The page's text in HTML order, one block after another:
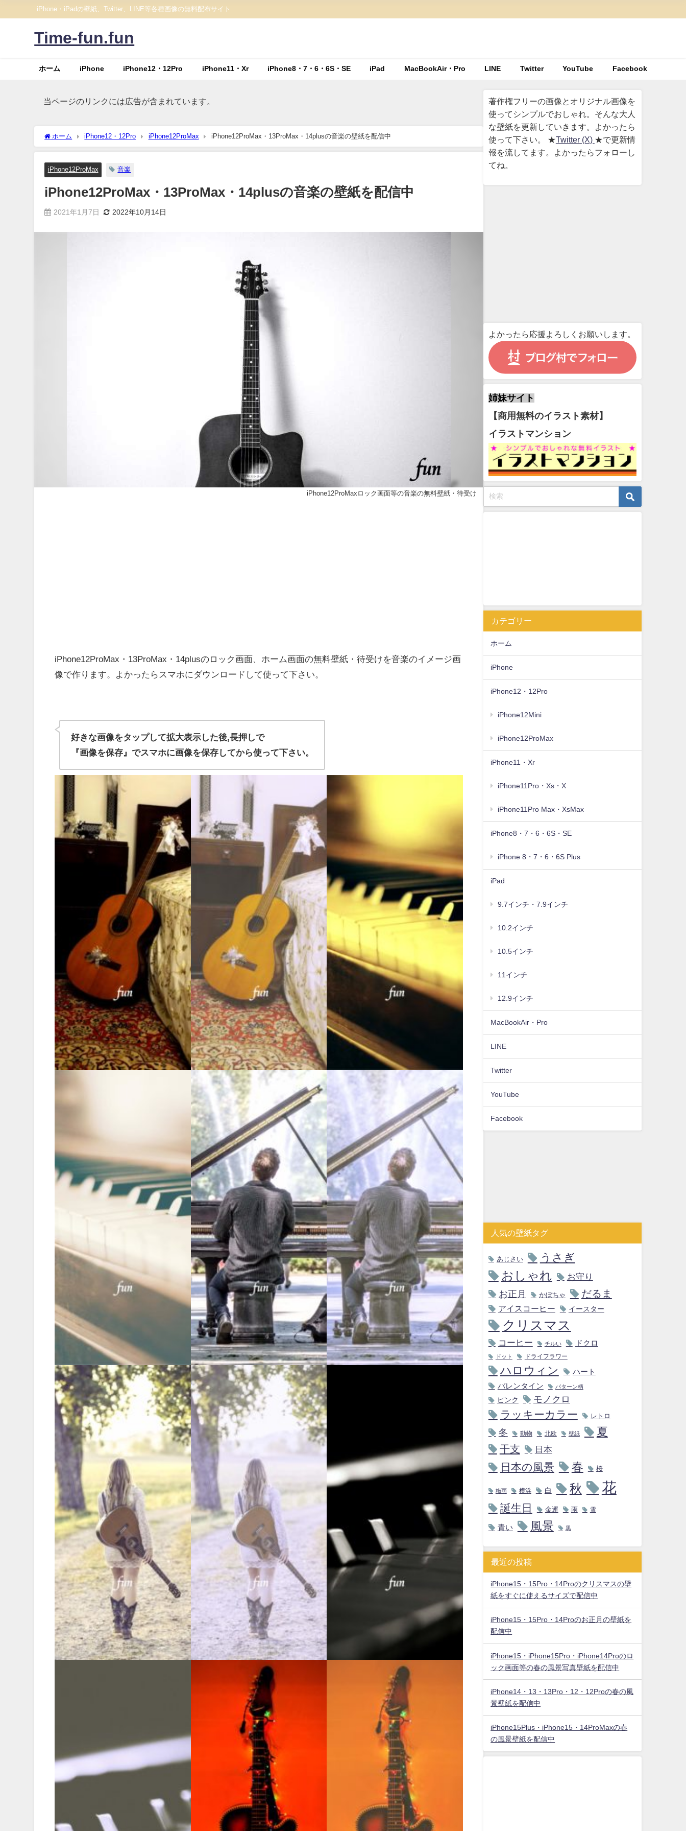
iPhone・iPadの壁紙、Twitter、LINE等各種画像の無料配布サイト
Time-fun.fun
ホーム iPhone iPhone12・12Pro iPhone11・Xr iPhone8・7・6・6S・SE iPad MacBookAir・Pro LINE Twitter YouTube Facebook
当ページのリンクには広告が含まれています。
ホーム iPhone12・12Pro iPhone12ProMax iPhone12ProMax・13ProMax・14plusの音楽の壁紙を配信中
iPhone12ProMax 音楽
iPhone12ProMax・13ProMax・14plusの音楽の壁紙を配信中
2021年1月7日 2022年10月14日
iPhone12ProMaxロック画面等の音楽の無料壁紙・待受け
iPhone12ProMax・13ProMax・14plusのロック画面、ホーム画面の無料壁紙・待受けを音楽のイメージ画
像で作ります。よかったらスマホにダウンロードして使って下さい。
好きな画像をタップして拡大表示した後,長押しで
『画像を保存』でスマホに画像を保存してから使って下さい。
著作権フリーの画像とオリジナル画像を
使ってシンプルでおしゃれ。そんな大人
な壁紙を更新していきます。よかったら
使って下さい。 ★Twitter (X) ★で更新情
報を流してます。よかったらフォローし
てね。
よかったら応援よろしくお願いします。
姉妹サイト
【商用無料のイラスト素材】
イラストマンション
カテゴリー
ホーム
iPhone
iPhone12・12Pro
iPhone12Mini
iPhone12ProMax
iPhone11・Xr
iPhone11Pro・Xs・X
iPhone11Pro Max・XsMax
iPhone8・7・6・6S・SE
iPhone 8・7・6・6S Plus
iPad
9.7インチ・7.9インチ
10.2インチ
10.5インチ
11インチ
12.9インチ
MacBookAir・Pro
LINE
Twitter
YouTube
Facebook
人気の壁紙タグ
あじさい うさぎ
おしゃれ お守り
お正月 かぼちゃ だるま
アイスコーヒー イースター
クリスマス
コーヒー チルい ドクロ
ドット ドライフラワー
ハロウィン
ハート
バレンタイン
パターン柄
ピンク モノクロ
ラッキーカラー レトロ
冬 動物 北欧 壁紙 夏
干支 日本
日本の風景 春 桜
梅雨 横浜 白 秋 花
誕生日 金運 雨 雪
青い 風景 黒
最近の投稿
iPhone15・15Pro・14Proのクリスマスの壁
紙をすぐに使えるサイズで配信中
iPhone15・15Pro・14Proのお正月の壁紙を
配信中
iPhone15・iPhone15Pro・iPhone14Proのロ
ック画面等の春の風景写真壁紙を配信中
iPhone14・13・13Pro・12・12Proの春の風
景壁紙を配信中
iPhone15Plus・iPhone15・14ProMaxの春
の風景壁紙を配信中